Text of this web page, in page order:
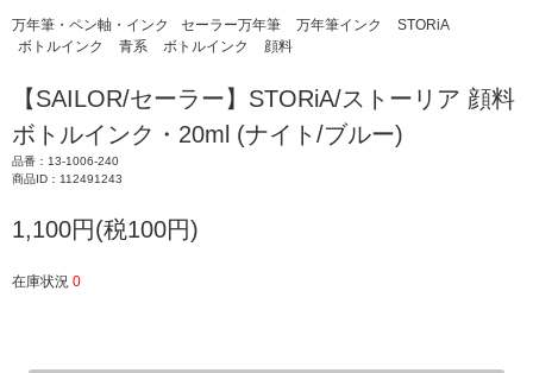
万年筆・ペン軸・インク セーラー万年筆 万年筆インク
STORiA
ボトルインク
青系 ボトルインク 顔料
【SAILOR/セーラー】STORiA/ストーリア 顔料
ボトルインク・20ml (ナイト/ブルー)
品番：13-1006-240
商品ID：112491243
1,100円(税100円)
在庫状況 0